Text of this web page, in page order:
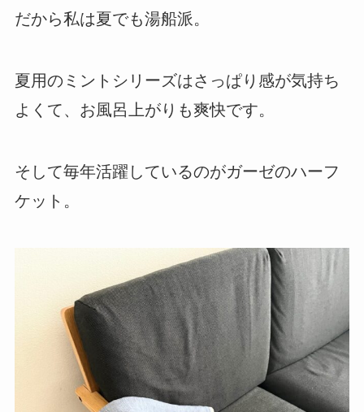
だから私は夏でも湯船派。
夏用のミントシリーズはさっぱり感が気持ち
よくて、お風呂上がりも爽快です。
そして毎年活躍しているのがガーゼのハーフ
ケット。